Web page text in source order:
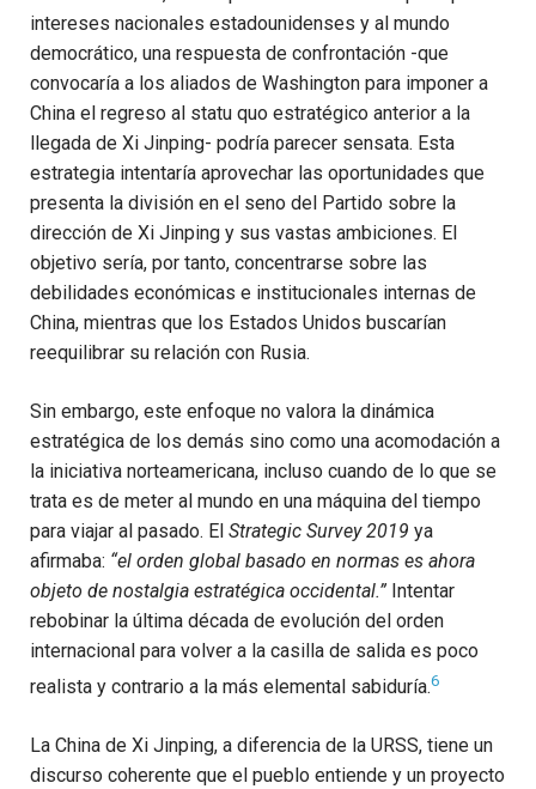
intereses nacionales estadounidenses y al mundo
democrático, una respuesta de confrontación -que
convocaría a los aliados de Washington para imponer a
China el regreso al statu quo estratégico anterior a la
llegada de Xi Jinping- podría parecer sensata. Esta
estrategia intentaría aprovechar las oportunidades que
presenta la división en el seno del Partido sobre la
dirección de Xi Jinping y sus vastas ambiciones. El
objetivo sería, por tanto, concentrarse sobre las
debilidades económicas e institucionales internas de
China, mientras que los Estados Unidos buscarían
reequilibrar su relación con Rusia.
Sin embargo, este enfoque no valora la dinámica
estratégica de los demás sino como una acomodación a
la iniciativa norteamericana, incluso cuando de lo que se
trata es de meter al mundo en una máquina del tiempo
para viajar al pasado. El Strategic Survey 2019 ya
afirmaba: “el orden global basado en normas es ahora
objeto de nostalgia estratégica occidental.” Intentar
rebobinar la última década de evolución del orden
internacional para volver a la casilla de salida es poco
realista y contrario a la más elemental sabiduría.6
La China de Xi Jinping, a diferencia de la URSS, tiene un
discurso coherente que el pueblo entiende y un proyecto